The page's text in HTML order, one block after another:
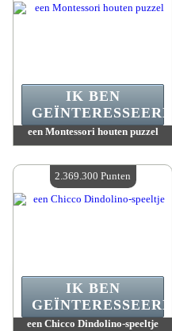
een Montessori houten puzzel
Beschikbare hoeveelheid :4
IK BEN
GEÏNTERESSEERD.
een Chicco Dindolino-speeltje
IK BEN
GEÏNTERESSEERD.
2.369.300 Punten